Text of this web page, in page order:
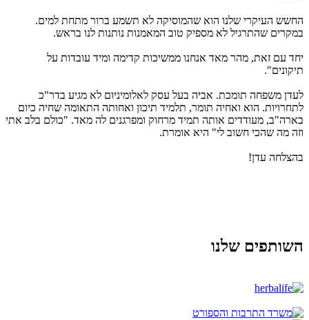
החשש העיקרי שלנו הוא שהמוסיקה לא תשמע ברור מתחת למים.
במקרים שהתרגיל לא מספיק טוב המאמנות נותנות לנו בראש.
יחד עם זאת, מהר מאד אנחנו ממשיכות קדימה ומיד עובדות על
תיקונים".
לעדן משפחה תומכת. אביה בעל עסק לאלומיניום לא מגיע בדר"כ
לתחרויות. הוא ואחיה תומר, תלמיד תיכון ואחותה התאומה שחיה כיום
בארה"ב, מעודדים אותה תמיד מרחוק ומפרגנים לה מאד. "כולם בלב אתי
וזה מה שהכי חשוב לי" היא אומרת.
בהצלחה עדן!
השותפים שלנו